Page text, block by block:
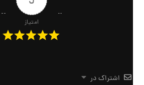
امتیاز
اشتراک در